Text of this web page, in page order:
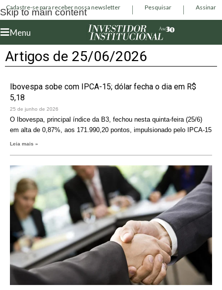
Skip to main content
Cadastre-se para receber nossa newsletter Pesquisar Assinar
Menu
Artigos de 25/06/2026
Ibovespa sobe com IPCA-15; dólar fecha o dia em R$
5,18
25 de junho de 2026
O Ibovespa, principal índice da B3, fechou nesta quinta-feira (25/6)
em alta de 0,87%, aos 171.990,20 pontos, impulsionado pelo IPCA-15
Leia mais »